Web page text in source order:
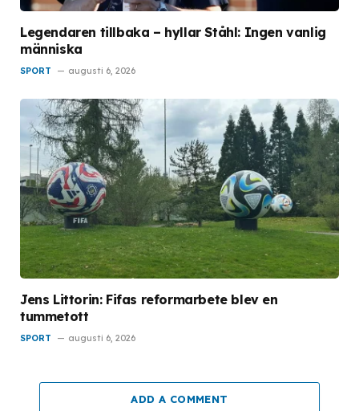
Legendaren tillbaka – hyllar Ståhl: Ingen vanlig
människa
SPORT augusti 6, 2026
Jens Littorin: Fifas reformarbete blev en
tummetott
SPORT augusti 6, 2026
ADD A COMMENT